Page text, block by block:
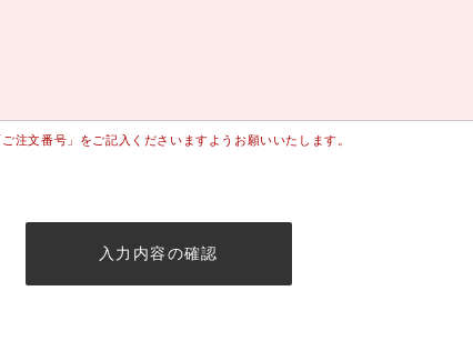
注文番号」をご記入くださいますようお願いいたします。
入力内容の確認